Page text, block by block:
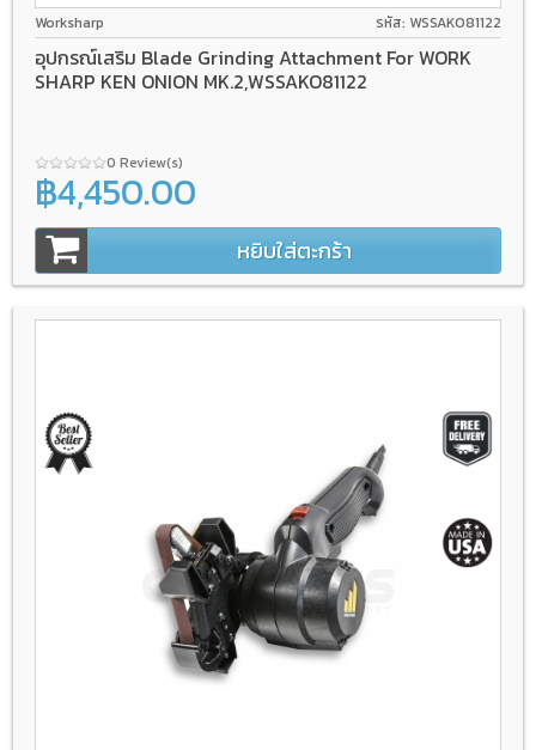
Worksharp รหัส: WSSAKO81122
อุปกรณ์เสริม Blade Grinding Attachment For WORK
SHARP KEN ONION MK.2,WSSAKO81122
0 Review(s)
฿4,450.00
หยิบใส่ตะกร้า